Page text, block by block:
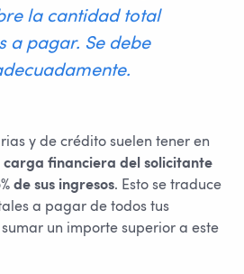
la cantidad total
a pagar. Se debe
y de crédito suelen tener en
carga financiera del solicitante
de sus ingresos. Esto se traduce
a pagar de todos tus
un importe superior a este